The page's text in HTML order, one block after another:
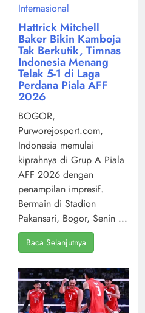
Internasional
Hattrick Mitchell
Baker Bikin Kamboja
Tak Berkutik, Timnas
Indonesia Menang
Telak 5-1 di Laga
Perdana Piala AFF
2026
BOGOR,
Purworejosport.com,
Indonesia memulai
kiprahnya di Grup A Piala
AFF 2026 dengan
penampilan impresif.
Bermain di Stadion
Pakansari, Bogor, Senin ...
Baca Selanjutnya